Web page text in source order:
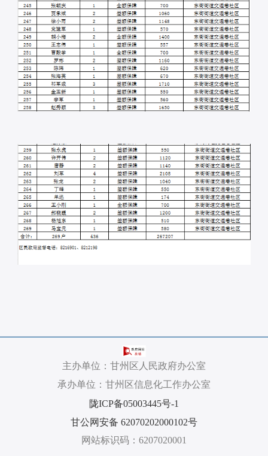
主办单位：甘州区人民政府办公室
承办单位：甘州区信息化工作办公室
陇ICP备05003445号-1
甘公网安备 62070202000102号
网站标识码：6207020001